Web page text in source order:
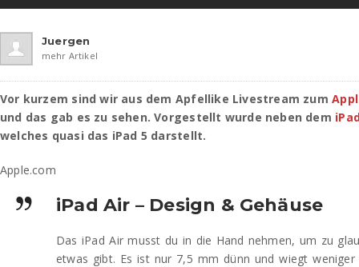
Juergen
mehr Artikel
Vor kurzem sind wir aus dem Apfellike Livestream zum
und das gab es zu sehen. Vorgestellt wurde neben dem
welches quasi das iPad 5 darstellt.
Apple.com
iPad Air – Design & Gehäuse
Das iPad Air musst du in die Hand nehmen, um zu
etwas gibt. Es ist nur 7,5 mm dünn und wiegt weniger